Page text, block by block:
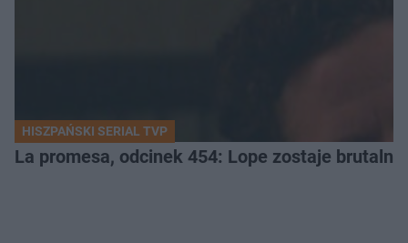
HISZPAŃSKI SERIAL TVP
La promesa, odcinek 454: Lope zostaje